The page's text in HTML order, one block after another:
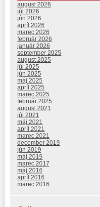
august 2026
júl 2026
jún 2026
apríl 2026
marec 2026
február 2026
január 2026
september 2025
august 2025
júl 2025
jún 2025
máj 2025
apríl 2025
marec 2025
február 2025
august 2021
júl 2021
máj 2021
apríl 2021
marec 2021
december 2019
jún 2019
máj 2019
marec 2017
máj 2016
apríl 2016
marec 2016